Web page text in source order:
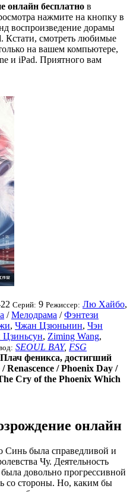
онлайн бесплатно в
нажмите на кнопку в
воспроизведение дорамы
Кстати, смотреть любимые
на вашем компьютере,
и iPad. Приятного вам
Серий: 9 Режиссер: Лю Хайбо,
/Мелодрама /Фэнтези
, Чжан Цзюньнин, Чэн
Цзиньсун, Ziming Wang,
SEOUL BAY, FSG
Плач феникса, достигший
Renascence / Phoenix Day /
Cry of the Phoenix Which
онлайн
Синь была справедливой и
Чу. Деятельность
довольно прогрессивной
со стороны. Но, каким бы